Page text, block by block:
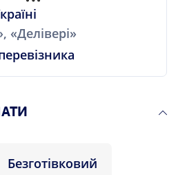
Безготівковий